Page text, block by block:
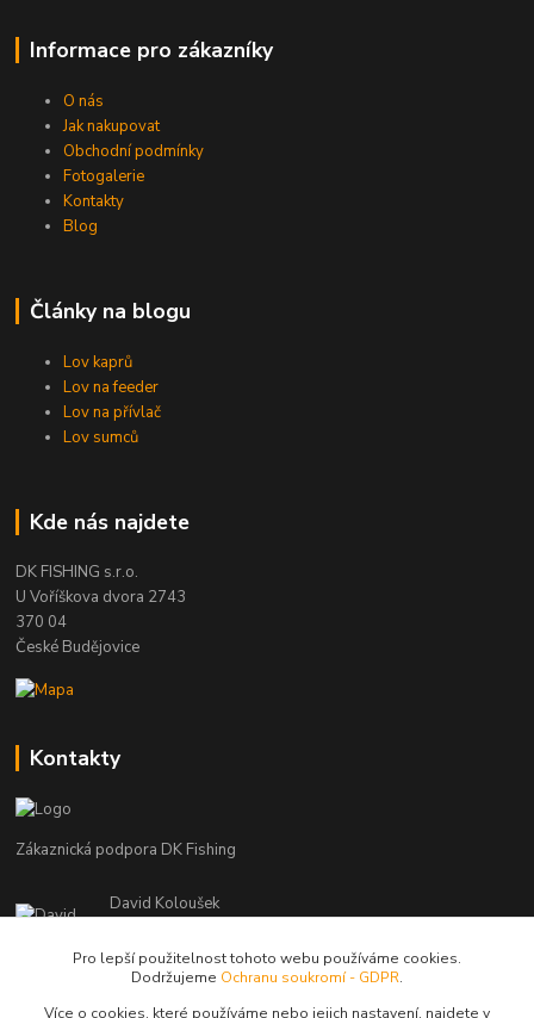
Informace pro zákazníky
O nás
Jak nakupovat
Obchodní podmínky
Fotogalerie
Kontakty
Blog
Články na blogu
Lov kaprů
Lov na feeder
Lov na přívlač
Lov sumců
Kde nás najdete
DK FISHING s.r.o.
U Voříškova dvora 2743
370 04
České Budějovice
Kontakty
Zákaznická podpora DK Fishing
David Koloušek
(Po-Pá, 7-18 hod.)
Pro lepší použitelnost tohoto webu používáme cookies.
Dodržujeme Ochranu soukromí - GDPR.
Více o cookies, které používáme nebo jejich nastavení, najdete v